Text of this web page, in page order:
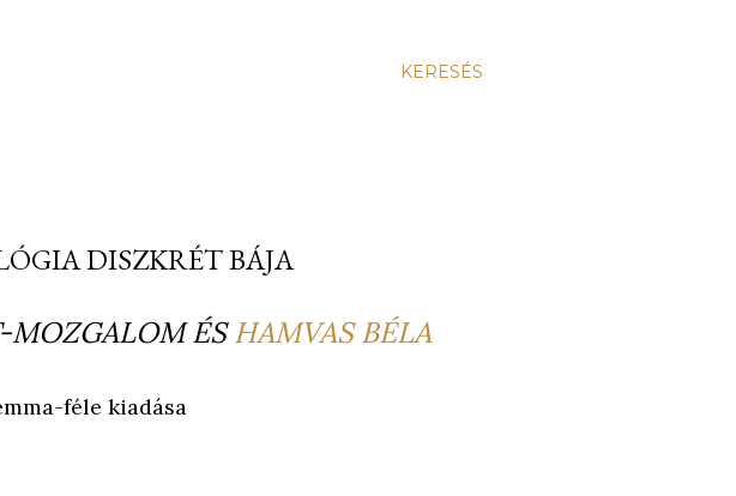
KERESÉS
DISZKRÉT BÁJA
MOZGALOM ÉSHAMVAS BÉLA
féle kiadása